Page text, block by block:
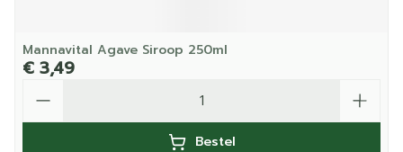
Mannavital Agave Siroop 250ml
€ 3,49
Bestel